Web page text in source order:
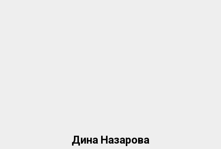
Дина Назарова